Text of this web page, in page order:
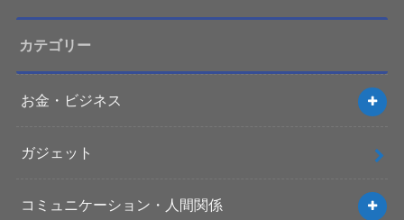
カテゴリー
お金・ビジネス
ガジェット
コミュニケーション・人間関係